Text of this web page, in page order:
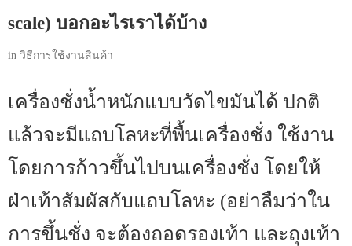
scale) บอกอะไรเราได้บ้าง
in วิธีการใช้งานสินค้า
เครื่องชั่งน้ำหนักแบบวัดไขมันได้ ปกติ
แล้วจะมีแถบโลหะที่พื้นเครื่องชั่ง ใช้งาน
โดยการก้าวขึ้นไปบนเครื่องชั่ง โดยให้
ฝ่าเท้าสัมผัสกับแถบโลหะ (อย่าลืมว่าใน
การขึ้นชั่ง จะต้องถอดรองเท้า และถุงเท้า